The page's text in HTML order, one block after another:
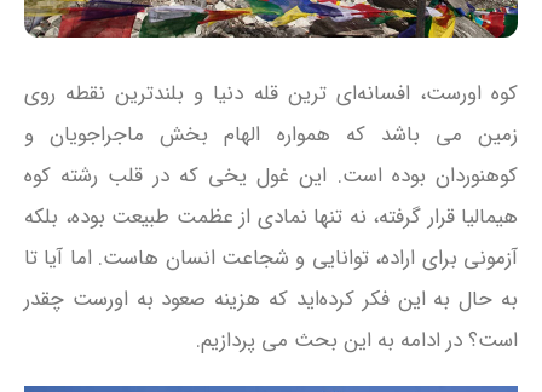
کوه اورست، افسانه‌ای‌ ترین قله دنیا و بلندترین نقطه روی
زمین می باشد که همواره الهام‌ بخش ماجراجویان و
کوهنوردان بوده است. این غول یخی که در قلب رشته‌ کوه
هیمالیا قرار گرفته، نه‌ تنها نمادی از عظمت طبیعت بوده، بلکه
آزمونی برای اراده، توانایی و شجاعت انسان‌ هاست. اما آیا تا
به حال به این فکر کرده‌اید که هزینه صعود به اورست چقدر
است؟ در ادامه به این بحث می پردازیم.